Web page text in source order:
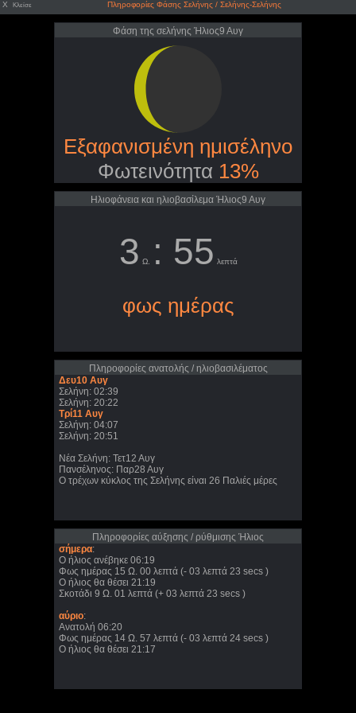
X Κλείσε Πληροφορίες Φάσης Σελήνης / Σελήνης-Σελήνης
Φάση της σελήνης Ήλιος9 Αυγ
Εξαφανισμένη ημισέληνο
Φωτεινότητα 13%
Ηλιοφάνεια και ηλιοβασίλεμα Ήλιος9 Αυγ
3 Ω. : 55 λεπτά
φως ημέρας
Πληροφορίες ανατολής / ηλιοβασιλέματος
Δευ10 Αυγ
Σελήνη: 02:39
Σελήνη: 20:22
Τρί11 Αυγ
Σελήνη: 04:07
Σελήνη: 20:51
Νέα Σελήνη: Τετ12 Αυγ
Πανσέληνος: Παρ28 Αυγ
Ο τρέχων κύκλος της Σελήνης είναι 26 Παλιές μέρες
Πληροφορίες αύξησης / ρύθμισης Ήλιος
σήμερα:
Ο ήλιος ανέβηκε 06:19
Φως ημέρας 15 Ω. 00 λεπτά (- 03 λεπτά 23 secs )
Ο ήλιος θα θέσει 21:19
Σκοτάδι 9 Ω. 01 λεπτά (+ 03 λεπτά 23 secs )
αύριο:
Ανατολή 06:20
Φως ημέρας 14 Ω. 57 λεπτά (- 03 λεπτά 24 secs )
Ο ήλιος θα θέσει 21:17